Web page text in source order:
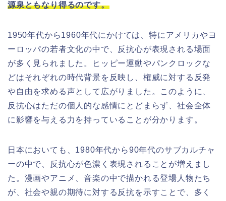
源泉ともなり得るのです。
1950年代から1960年代にかけては、特にアメリカやヨ
ーロッパの若者文化の中で、反抗心が表現される場面
が多く見られました。ヒッピー運動やパンクロックな
どはそれぞれの時代背景を反映し、権威に対する反発
や自由を求める声として広がりました。このように、
反抗心はただの個人的な感情にとどまらず、社会全体
に影響を与える力を持っていることが分かります。
日本においても、1980年代から90年代のサブカルチャ
ーの中で、反抗心が色濃く表現されることが増えまし
た。漫画やアニメ、音楽の中で描かれる登場人物たち
が、社会や親の期待に対する反抗を示すことで、多く